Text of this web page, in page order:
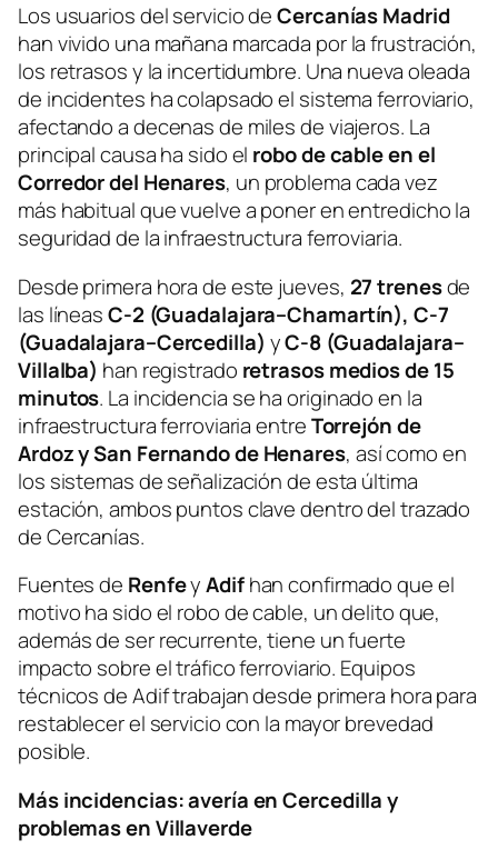
Los usuarios del servicio deCercanías Madrid
han vivido una mañana marcada por la frustración,
los retrasos y la incertidumbre. Una nueva oleada
de incidentes ha colapsado el sistema ferroviario,
afectando a decenas de miles de viajeros. La
principal causa ha sido el robo de cable en el
Corredor del Henares, un problema cada vez
más habitual que vuelve a poner en entredicho la
seguridad de la infraestructura ferroviaria.
Desde primera hora de este jueves, 27 trenesde
las líneasC-2 (Guadalajara–Chamartín), C-7
(Guadalajara–Cercedilla) yC-8 (Guadalajara–
Villalba) han registrado retrasos medios de 15
minutos. La incidencia se ha originado en la
infraestructura ferroviaria entreTorrejón de
Ardoz y San Fernando de Henares, así como en
los sistemas de señalización de esta última
estación, ambos puntos clave dentro del trazado
de Cercanías.
Fuentes de RenfeyAdifhan confirmado que el
motivo ha sido el robo de cable, un delito que,
además de ser recurrente, tiene un fuerte
impacto sobre el tráfico ferroviario. Equipos
técnicos de Adif trabajan desde primera hora para
restablecer el servicio con la mayor brevedad
posible.
Más incidencias: avería en Cercedilla y
problemas en Villaverde